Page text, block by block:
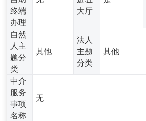
终端
办理
大厅
自然
人主
题分
类
其他
法人
主题
分类
其他
中介
服务
事项
名称
无